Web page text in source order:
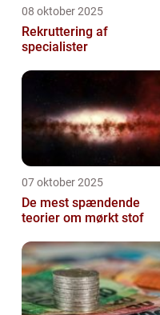
08 oktober 2025
Rekruttering af
specialister
07 oktober 2025
De mest spændende
teorier om mørkt stof